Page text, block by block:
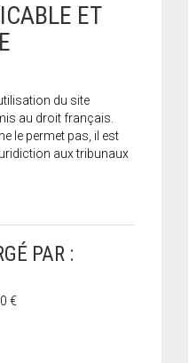
ET
du site
au droit français.
le permet pas, il est
aux tribunaux
PAR :
€